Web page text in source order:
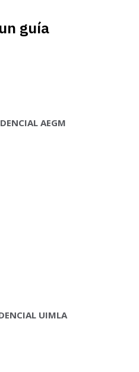
guía
AEGM
UIMLA